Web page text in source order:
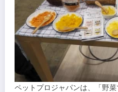
ペットプロジャパンは、「野